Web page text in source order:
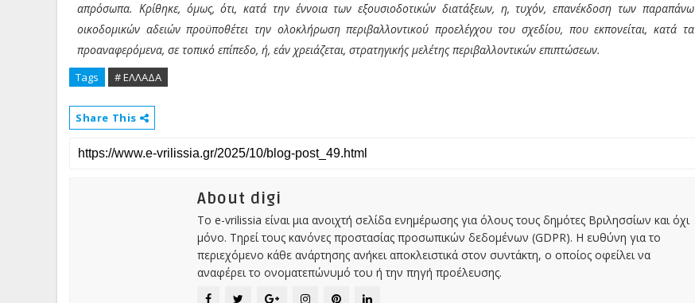
απρόσωπα. Κρίθηκε, όμως, ότι, κατά την έννοια των εξουσιοδοτικών διατάξεων, η, τυχόν, επανέκδοση των παραπάνω
οικοδομικών αδειών προϋποθέτει την ολοκλήρωση περιβαλλοντικού προελέγχου του σχεδίου, που εκπονείται, κατά τα
προαναφερόμενα, σε τοπικό επίπεδο, ή, εάν χρειάζεται, στρατηγικής μελέτης περιβαλλοντικών επιπτώσεων.
Tags # ΕΛΛΑΔΑ
Share This
About digi
Το e-vrilissia είναι μια ανοιχτή σελίδα ενημέρωσης για όλους τους δημότες Βριλησσίων και όχι
μόνο. Τηρεί τους κανόνες προστασίας προσωπικών δεδομένων (GDPR). Η ευθύνη για το
περιεχόμενο κάθε ανάρτησης ανήκει αποκλειστικά στον συντάκτη, ο οποίος οφείλει να
αναφέρει το ονοματεπώνυμό του ή την πηγή προέλευσης.